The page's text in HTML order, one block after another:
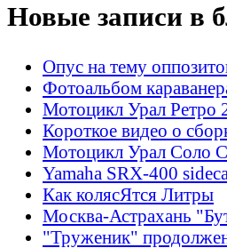
Новые записи в
Опус на тему
Фотоальбом
Мотоцикл Урал Ретро
Короткое видео о
Мотоцикл Урал Соло
Yamaha SRX-400
Как колясЯтся Литры
Москва-Астрахань
"Труженик"